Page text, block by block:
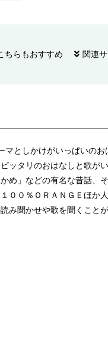
ちらもおすすめ 関連
としかけがいっぱいのお
ッタリのおはなしと歌が
め」などの有名な昔話、
００％ＯＲＡＮＧＥほか
み聞かせや歌を聞くこと